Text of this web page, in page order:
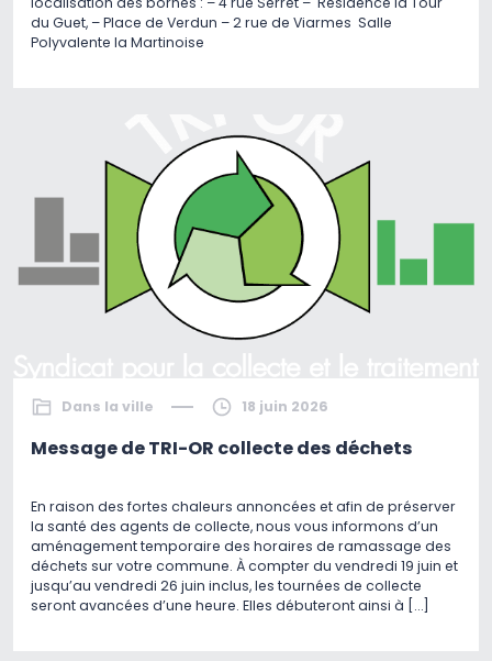
du Guet, – Place de Verdun – 2 rue de Viarmes Salle
Polyvalente la Martinoise
Dans la ville 18 juin 2026
Message de TRI-OR collecte des déchets
En raison des fortes chaleurs annoncées et afin de préserver
la santé des agents de collecte, nous vous informons d’un
aménagement temporaire des horaires de ramassage des
déchets sur votre commune. À compter du vendredi 19 juin et
jusqu’au vendredi 26 juin inclus, les tournées de collecte
seront avancées d’une heure. Elles débuteront ainsi à […]